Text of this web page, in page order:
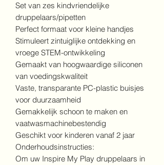
Set van zes kindvriendelijke
druppelaars/pipetten
Perfect formaat voor kleine handjes
Stimuleert zintuiglijke ontdekking en
vroege STEM-ontwikkeling
Gemaakt van hoogwaardige siliconen
van voedingskwaliteit
Vaste, transparante PC-plastic buisjes
voor duurzaamheid
Gemakkelijk schoon te maken en
vaatwasmachinebestendig
Geschikt voor kinderen vanaf 2 jaar
Onderhoudsinstructies:
Om uw Inspire My Play druppelaars in